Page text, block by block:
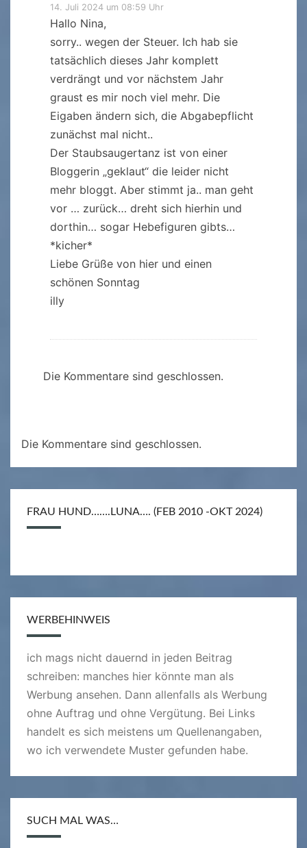
14. Juli 2024 um 08:59 Uhr
Hallo Nina,
sorry.. wegen der Steuer. Ich hab sie
tatsächlich dieses Jahr komplett
verdrängt und vor nächstem Jahr
graust es mir noch viel mehr. Die
Eigaben ändern sich, die Abgabepflicht
zunächst mal nicht..
Der Staubsaugertanz ist von einer
Bloggerin „geklaut“ die leider nicht
mehr bloggt. Aber stimmt ja.. man geht
vor … zurück… dreht sich hierhin und
dorthin… sogar Hebefiguren gibts…
*kicher*
Liebe Grüße von hier und einen
schönen Sonntag
illy
Die Kommentare sind geschlossen.
Die Kommentare sind geschlossen.
FRAU HUND…….LUNA…. (FEB 2010 -OKT 2024)
WERBEHINWEIS
ich mags nicht dauernd in jeden Beitrag
schreiben: manches hier könnte man als
Werbung ansehen. Dann allenfalls als Werbung
ohne Auftrag und ohne Vergütung. Bei Links
handelt es sich meistens um Quellenangaben,
wo ich verwendete Muster gefunden habe.
SUCH MAL WAS…